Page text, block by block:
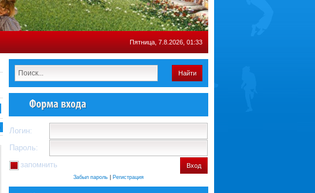
Пятница, 7.8.2026, 01:33
Найти
Логин:
Пароль:
запомнить
Вход
Забыл пароль Регистрация